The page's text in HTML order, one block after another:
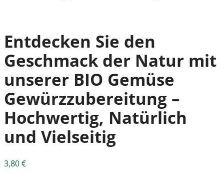
Entdecken Sie den
Geschmack der Natur mit
unserer BIO Gemüse
Gewürzzubereitung –
Hochwertig, Natürlich
und Vielseitig
3,80€